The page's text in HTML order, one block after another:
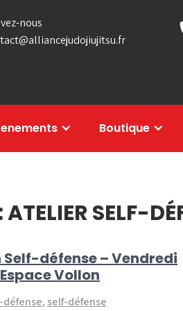
nous
Boutique
ATELIER SELF-
défense – Vendredi
Vollon
, self-défense